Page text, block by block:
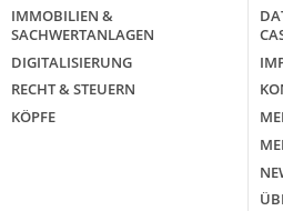
IMMOBILIEN &
SACHWERTANLAGEN
DIGITALISIERUNG
RECHT & STEUERN
KÖPFE